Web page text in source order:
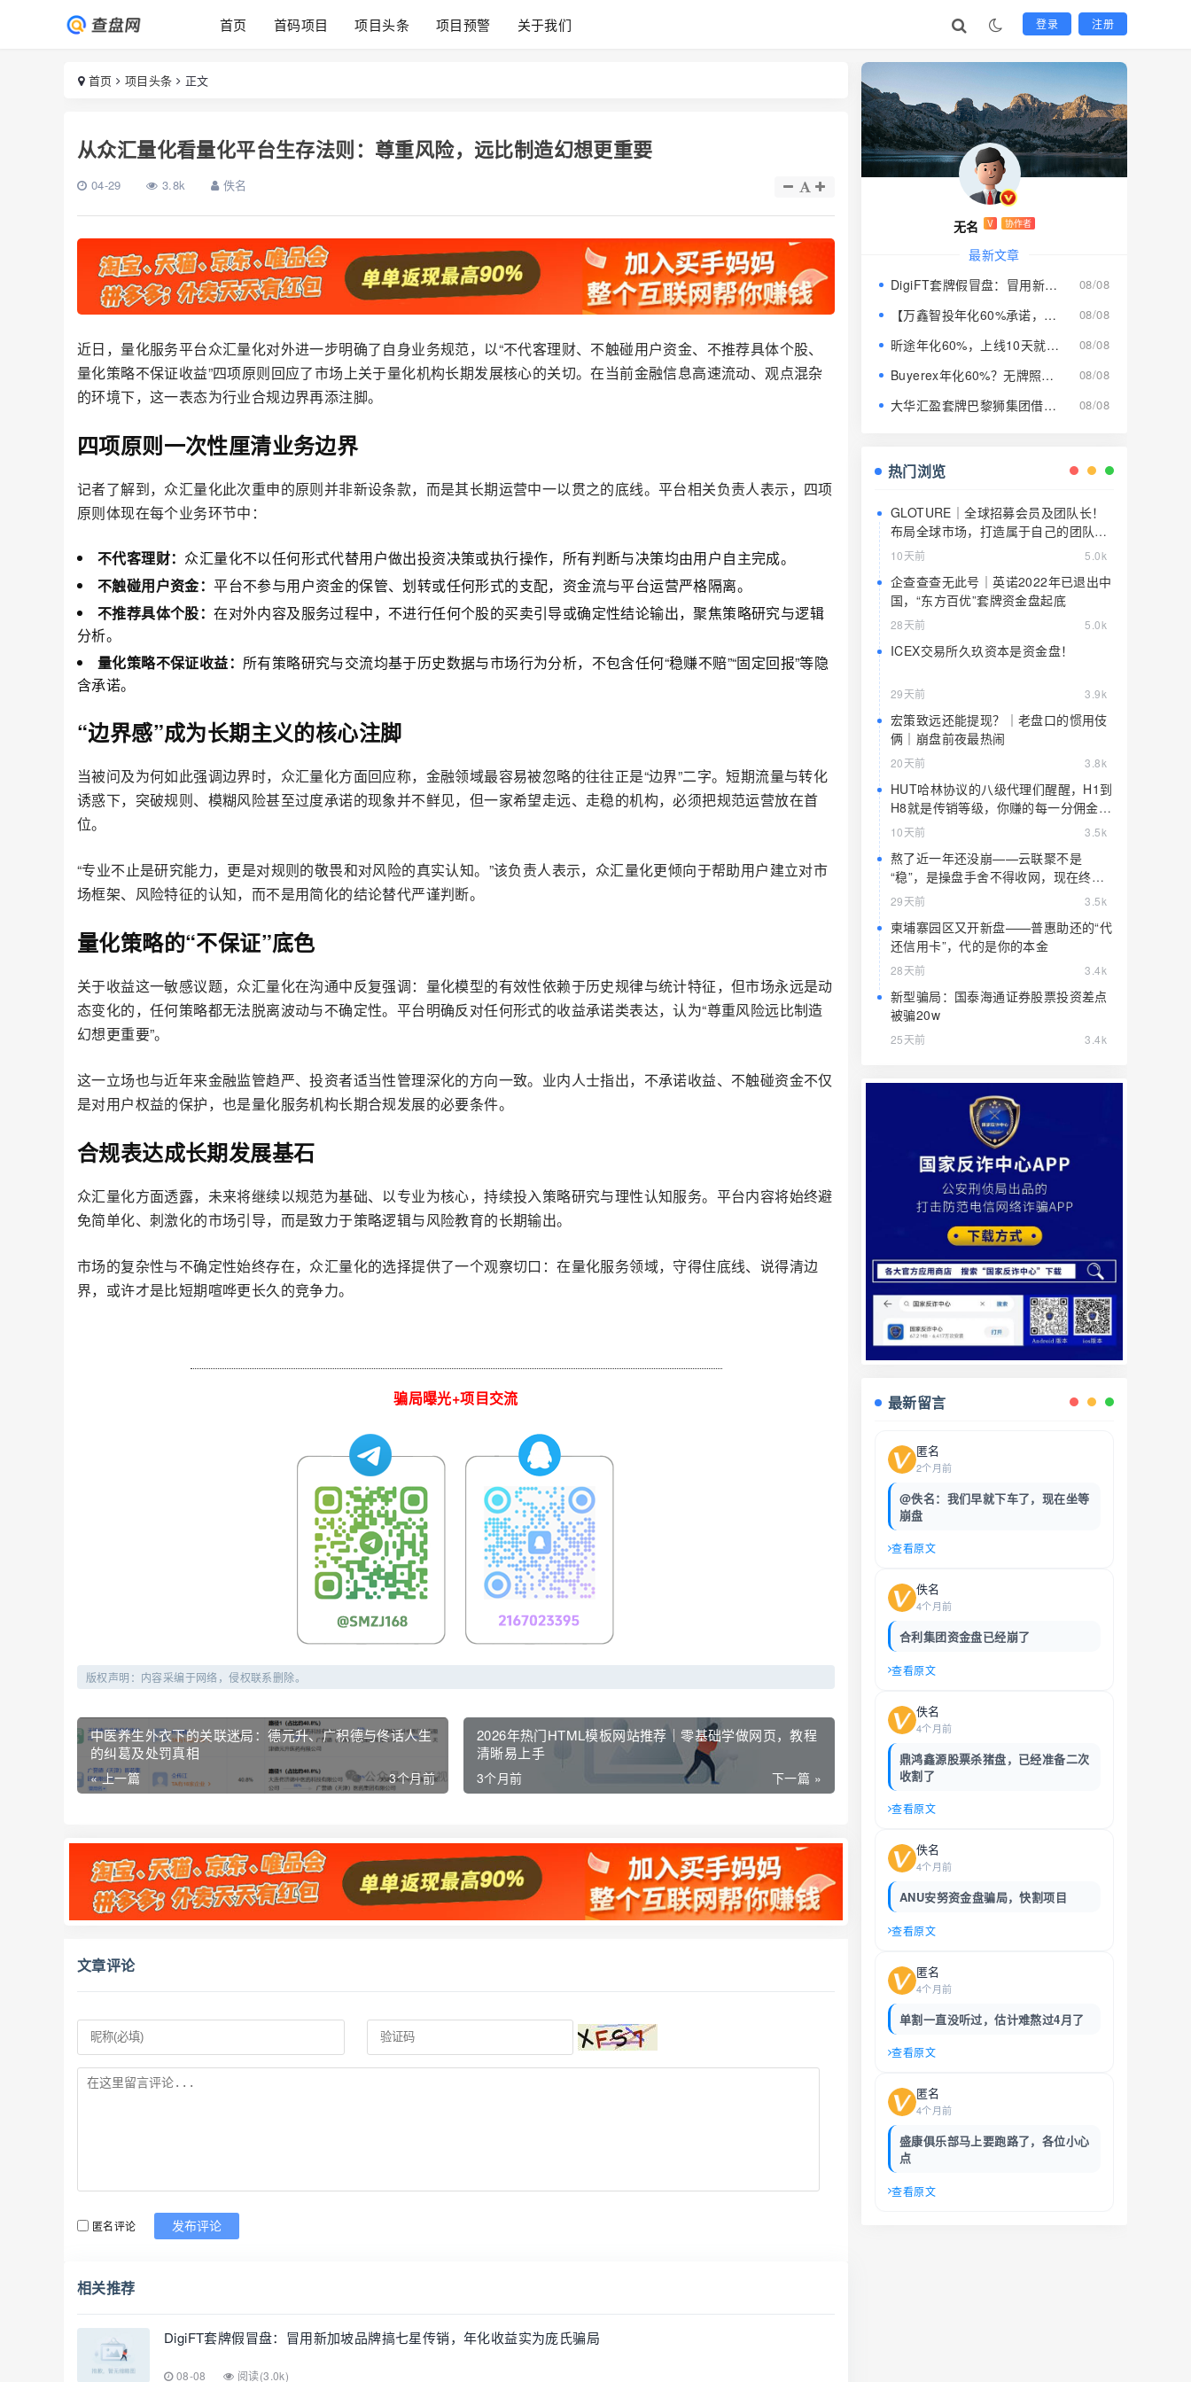
首页 首码项目 项目头条 项目预警 关于我们 登录 注册
首页 项目头条 正文
从众汇量化看量化平台生存法则：尊重风险，远比制造幻想更重要
04-29 3.8k 佚名
近日，量化服务平台众汇量化对外进一步明确了自身业务规范，以“不代客理财、不触碰用户资金、不推荐具体个股、
量化策略不保证收益”四项原则回应了市场上关于量化机构长期发展核心的关切。在当前金融信息高速流动、观点混杂
的环境下，这一表态为行业合规边界再添注脚。
四项原则一次性厘清业务边界
记者了解到，众汇量化此次重申的原则并非新设条款，而是其长期运营中一以贯之的底线。平台相关负责人表示，四项
原则体现在每个业务环节中：
不代客理财： 众汇量化不以任何形式代替用户做出投资决策或执行操作，所有判断与决策均由用户自主完成。
不触碰用户资金：平台不参与用户资金的保管、划转或任何形式的支配，资金流与平台运营严格隔离。
不推荐具体个股：在对外内容及服务过程中，不进行任何个股的买卖引导或确定性结论输出，聚焦策略研究与逻辑
分析。
量化策略不保证收益： 所有策略研究与交流均基于历史数据与市场行为分析，不包含任何“稳赚不赔”“固定回报”等隐
含承诺。
“边界感”成为长期主义的核心注脚
当被问及为何如此强调边界时，众汇量化方面回应称，金融领域最容易被忽略的往往正是“边界”二字。短期流量与转化
诱惑下，突破规则、模糊风险甚至过度承诺的现象并不鲜见，但一家希望走远、走稳的机构，必须把规范运营放在首
位。
“专业不止是研究能力，更是对规则的敬畏和对风险的真实认知。”该负责人表示，众汇量化更倾向于帮助用户建立对市
场框架、风险特征的认知，而不是用简化的结论替代严谨判断。
量化策略的“不保证”底色
关于收益这一敏感议题，众汇量化在沟通中反复强调：量化模型的有效性依赖于历史规律与统计特征，但市场永远是动
态变化的，任何策略都无法脱离波动与不确定性。平台明确反对任何形式的收益承诺类表达，认为“尊重风险远比制造
幻想更重要”。
这一立场也与近年来金融监管趋严、投资者适当性管理深化的方向一致。业内人士指出，不承诺收益、不触碰资金不仅
是对用户权益的保护，也是量化服务机构长期合规发展的必要条件。
合规表达成长期发展基石
众汇量化方面透露，未来将继续以规范为基础、以专业为核心，持续投入策略研究与理性认知服务。平台内容将始终避
免简单化、刺激化的市场引导，而是致力于策略逻辑与风险教育的长期输出。
市场的复杂性与不确定性始终存在，众汇量化的选择提供了一个观察切口：在量化服务领域，守得住底线、说得清边
界，或许才是比短期喧哗更长久的竞争力。
骗局曝光+项目交流
版权声明：内容采编于网络，侵权联系删除。
中医养生外衣下的关联迷局：德元升、广积德与佟话人生
的纠葛及处罚真相
« 上一篇 3个月前
2026年热门HTML模板网站推荐｜零基础学做网页，教程
清晰易上手
下一篇 »
3个月前
文章评论
匿名评论 发布评论
相关推荐
DigiFT套牌假冒盘：冒用新加坡品牌搞七星传销，年化收益实为庞氏骗局
08-08 阅读(3.0k)
无名 V 协作者
最新文章
DigiFT套牌假冒盘：冒用新加坡品牌搞七星传销，年化收益实为庞氏骗局
08/08
【万鑫智投年化60%承诺，鼎裕盟启元AI全崩，你的本金还能撑几天？】 08/08
昕途年化60%，上线10天就锁仓限提，同类返利盘京采生活已崩 08/08
Buyerex年化60%？无牌照运营，拿你的本金发收益 08/08
大华汇盈套牌巴黎狮集团借壳传销：人头费堆出的假金矿，高危期崩盘倒计时 08/08
热门浏览
GLOTURE｜全球招募会员及团队长！
布局全球市场，打造属于自己的团队事
业，想增加收入？想打造团队？加入
10天前 5.0k
企查查查无此号｜英诺2022年已退出中
国，“东方百优”套牌资金盘起底
28天前 5.0k
ICEX交易所久玖资本是资金盘！
29天前 3.9k
宏策致远还能提现？｜老盘口的惯用伎
俩｜崩盘前夜最热闹
20天前 3.8k
HUT哈林协议的八级代理们醒醒，H1到
H8就是传销等级，你赚的每一分佣金都
是赃款
10天前 3.5k
熬了近一年还没崩——云联聚不是
“稳”，是操盘手舍不得收网，现在终于
要收了
29天前 3.5k
柬埔寨园区又开新盘——普惠助还的“代
还信用卡”，代的是你的本金
28天前 3.4k
新型骗局：国泰海通证券股票投资差点
被骗20w
25天前 3.4k
最新留言
匿名
2个月前
@佚名：我们早就下车了，现在坐等
崩盘
查看原文
佚名
4个月前
合利集团资金盘已经崩了
查看原文
佚名
4个月前
鼎鸿鑫源股票杀猪盘，已经准备二次
收割了
查看原文
佚名
4个月前
ANU安努资金盘骗局，快割项目
查看原文
匿名
4个月前
单割一直没听过，估计难熬过4月了
查看原文
匿名
4个月前
盛康俱乐部马上要跑路了，各位小心
点
查看原文